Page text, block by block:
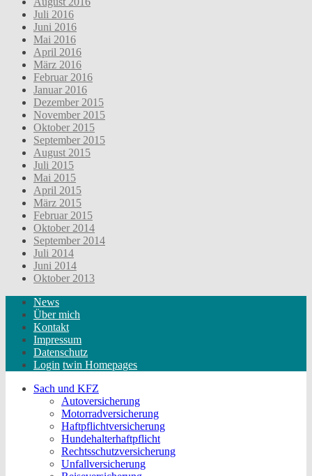
Juli 2016
Juni 2016
Mai 2016
April 2016
März 2016
Februar 2016
Januar 2016
Dezember 2015
November 2015
Oktober 2015
September 2015
August 2015
Juli 2015
Mai 2015
April 2015
März 2015
Februar 2015
Oktober 2014
September 2014
Juli 2014
Juni 2014
Oktober 2013
News
Über mich
Kontakt
Impressum
Datenschutz
Login twin Homepages
Sach und KFZ
Autoversicherung
Motorradversicherung
Haftpflichtversicherung
Hundehalterhaftpflicht
Rechtsschutzversicherung
Unfallversicherung